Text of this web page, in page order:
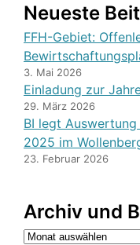
Neueste
FFH-Gebiet:
3. Mai 2026
Einladung zur
29. März 2026
BI legt
2025 im
23. Februar 2026
Archiv und
Archiv